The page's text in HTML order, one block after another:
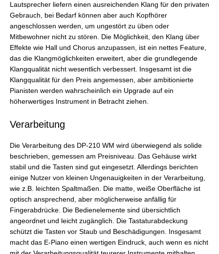
Lautsprecher liefern einen ausreichenden Klang für den privaten
Gebrauch, bei Bedarf können aber auch Kopfhörer
angeschlossen werden, um ungestört zu üben oder
Mitbewohner nicht zu stören. Die Möglichkeit, den Klang über
Effekte wie Hall und Chorus anzupassen, ist ein nettes Feature,
das die Klangmöglichkeiten erweitert, aber die grundlegende
Klangqualität nicht wesentlich verbessert. Insgesamt ist die
Klangqualität für den Preis angemessen, aber ambitionierte
Pianisten werden wahrscheinlich ein Upgrade auf ein
höherwertiges Instrument in Betracht ziehen.
Verarbeitung
Die Verarbeitung des DP-210 WM wird überwiegend als solide
beschrieben, gemessen am Preisniveau. Das Gehäuse wirkt
stabil und die Tasten sind gut eingesetzt. Allerdings berichten
einige Nutzer von kleinen Ungenauigkeiten in der Verarbeitung,
wie z.B. leichten Spaltmaßen. Die matte, weiße Oberfläche ist
optisch ansprechend, aber möglicherweise anfällig für
Fingerabdrücke. Die Bedienelemente sind übersichtlich
angeordnet und leicht zugänglich. Die Tastaturabdeckung
schützt die Tasten vor Staub und Beschädigungen. Insgesamt
macht das E-Piano einen wertigen Eindruck, auch wenn es nicht